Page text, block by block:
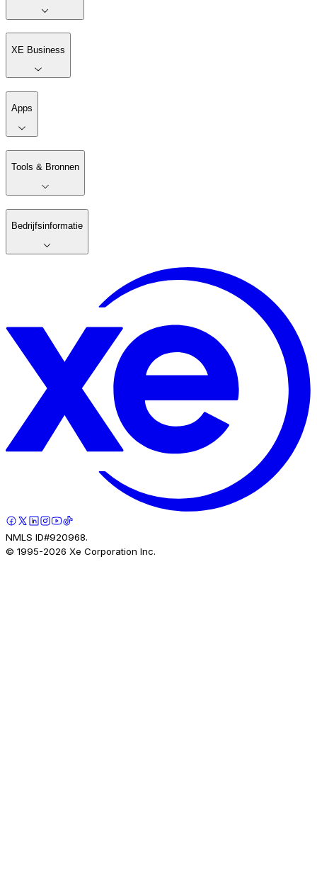
XE Business
Apps
Tools & Bronnen
Bedrijfsinformatie
NMLS ID#920968.
© 1995-2026 Xe Corporation Inc.